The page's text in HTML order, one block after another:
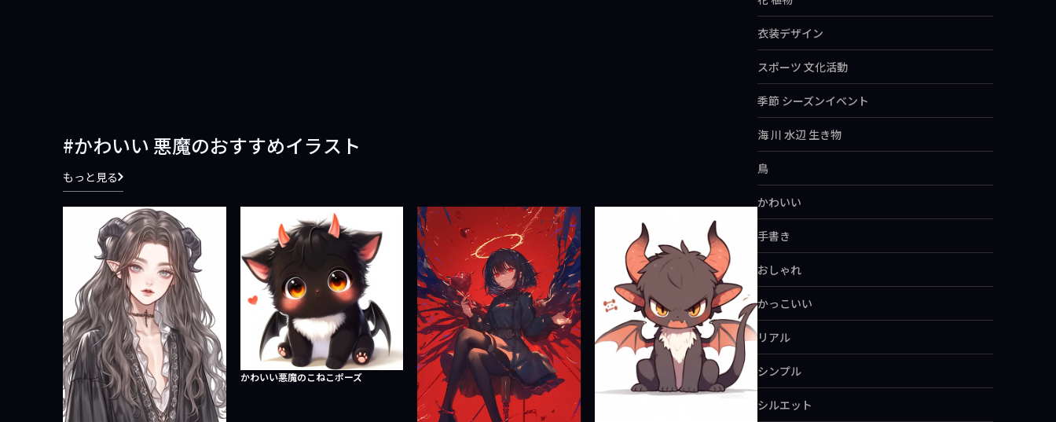
かわいい 悪魔のおすすめイラスト
かわいい悪魔のこねこポーズ
もっと見る
衣装デザイン
スポーツ 文化活動
季節 シーズンイベント
海 川 水辺 生き物
鳥
かわいい
手書き
おしゃれ
かっこいい
リアル
シンプル
シルエット